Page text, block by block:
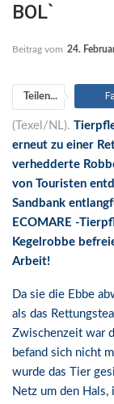
BOL`
Beitrag vom 24.
Teilen...
Facebook
(Texel/NL).
erneut zu einer
verhedderte
von Touristen
Sandbank
ECOMARE -
Kegelrobbe
Arbeit!
Da sie die Ebbe
als das
Zwischenzeit war
befand sich nicht
wurde das Tier
Netz um den